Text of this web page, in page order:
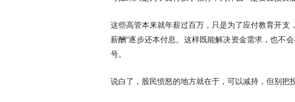
这些高管本来就年薪过百万，只是为了应付教育开支
薪酬”逐步还本付息。这样既能解决资金需求，也不
号。
说白了，股民愤怒的地方就在于，可以减持，但别把